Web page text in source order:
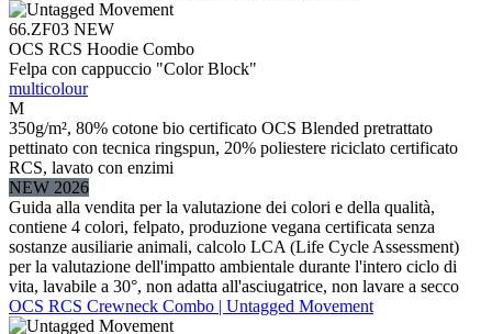
66.ZF03 NEW
OCS RCS Hoodie Combo
Felpa con cappuccio "Color Block"
multicolour
M
350g/m², 80% cotone bio certificato OCS Blended pretrattato
pettinato con tecnica ringspun, 20% poliestere riciclato certificato
RCS, lavato con enzimi
NEW 2026
Guida alla vendita per la valutazione dei colori e della qualità,
contiene 4 colori, felpato, produzione vegana certificata senza
sostanze ausiliarie animali, calcolo LCA (Life Cycle Assessment)
per la valutazione dell'impatto ambientale durante l'intero ciclo di
vita, lavabile a 30°, non adatta all'asciugatrice, non lavare a secco
OCS RCS Crewneck Combo | Untagged Movement